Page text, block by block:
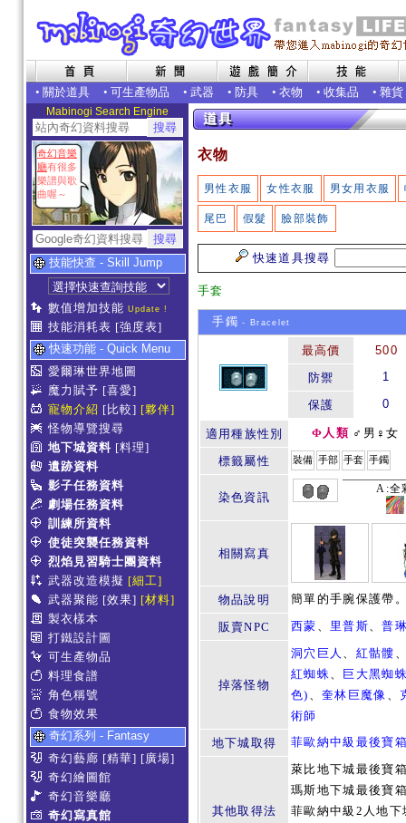
• 關於道具 • 可生產物品 • 武器 • 防具 • 衣物 • 收集品 • 雜貨
Mabinogi Search Engine
奇幻音樂
廳有很多
樂譜與歌
曲喔～
技能快查 - Skill Jump
數值增加技能 Update !
技能消耗表 [強度表]
快速功能 - Quick Menu
愛爾琳世界地圖
魔力賦予 [喜愛]
寵物介紹 [比較] [夥伴]
怪物導覽搜尋
地下城資料 [料理]
遺跡資料
影子任務資料
劇場任務資料
訓練所資料
使徒突襲任務資料
烈焰見習騎士團資料
武器改造模擬 [細工]
武器聚能 [效果] [材料]
製衣樣本
打鐵設計圖
可生產物品
料理食譜
角色稱號
食物效果
奇幻系列 - Fantasy
奇幻藝廊 [精華] [廣場]
奇幻繪圖館
奇幻音樂廳
奇幻寫真館
衣物
男性衣服 女性衣服 男女用衣服
尾巴 假髮 臉部裝飾
快速道具搜尋
手套
手鐲 - Bracelet
最高價
500
防禦
1
保護 0
適用種族性別 Φ人類 ♂男♀女
標籤屬性 裝備 手部 手套 手鐲
染色資訊
A:全
相關寫真
物品說明 簡單的手腕保護帶
販賣NPC 西蒙 、 里普斯、普
掉落怪物
洞穴巨人 、 紅骷髏
紅蜘蛛、
巨大黑蜘
色) 、奎林巨魔像 、
術師
地下城取得
菲歐納中級最後寶
其他取得法
萊比地下城最後寶
瑪斯地下城最後寶
菲歐納中級2人地下